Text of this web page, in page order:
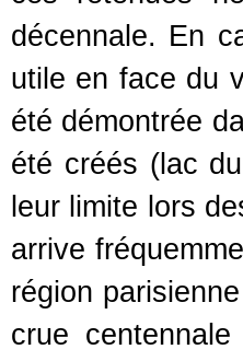
décennale. En
utile en face du
été démontrée
été créés (lac
leur limite lors
arrive
région
crue